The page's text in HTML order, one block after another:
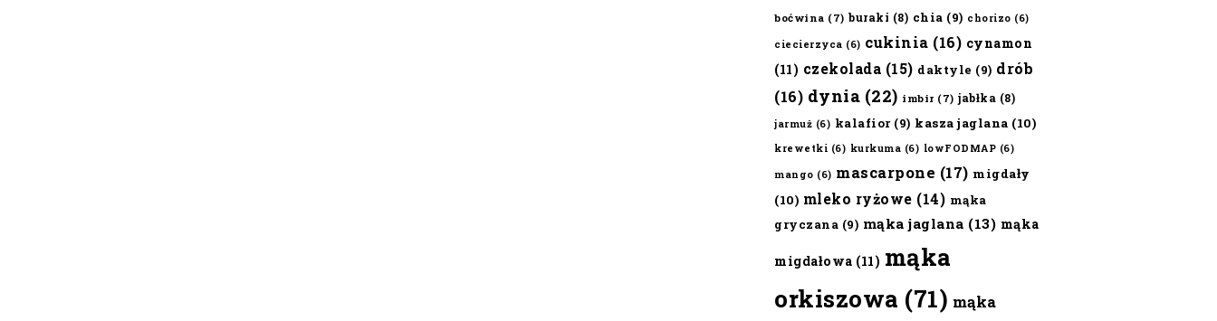
boćwina (7) buraki (8) chia (9) chorizo (6)
ciecierzyca (6) cukinia (16) cynamon
(11) czekolada (15) daktyle (9) drób
(16) dynia (22) imbir (7) jabłka (8)
jarmuż (6) kalafior(9) kasza jaglana (10)
krewetki (6) kurkuma (6) lowFODMAP (6)
mango (6) mascarpone (17) migdały
(10) mleko ryżowe (14) mąka
gryczana (9) mąka jaglana (13) mąka
migdałowa (11) mąka
orkiszowa (71) mąka